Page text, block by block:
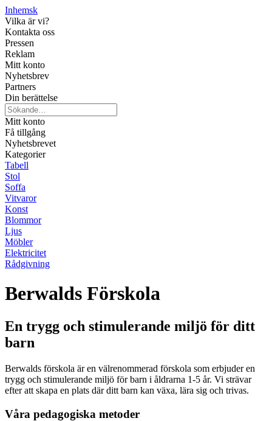
Inhemsk
Vilka är vi?
Kontakta oss
Pressen
Reklam
Mitt konto
Nyhetsbrev
Partners
Din berättelse
Mitt konto
Få tillgång
Nyhetsbrevet
Kategorier
Tabell
Stol
Soffa
Vitvaror
Konst
Blommor
Ljus
Möbler
Elektricitet
Rådgivning
Berwalds Förskola
En trygg och stimulerande miljö för ditt
barn
Berwalds förskola är en välrenommerad förskola som erbjuder en
trygg och stimulerande miljö för barn i åldrarna 1-5 år. Vi strävar
efter att skapa en plats där ditt barn kan växa, lära sig och trivas.
Våra pedagogiska metoder